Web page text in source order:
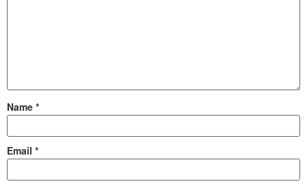
Name *
Email *